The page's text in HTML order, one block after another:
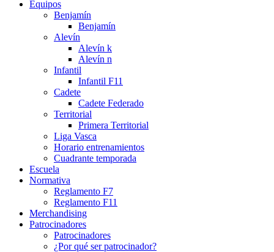
Equipos
Benjamín
Benjamín
Alevín
Alevín k
Alevín n
Infantil
Infantil F11
Cadete
Cadete Federado
Territorial
Primera Territorial
Liga Vasca
Horario entrenamientos
Cuadrante temporada
Escuela
Normativa
Reglamento F7
Reglamento F11
Merchandising
Patrocinadores
Patrocinadores
¿Por qué ser patrocinador?